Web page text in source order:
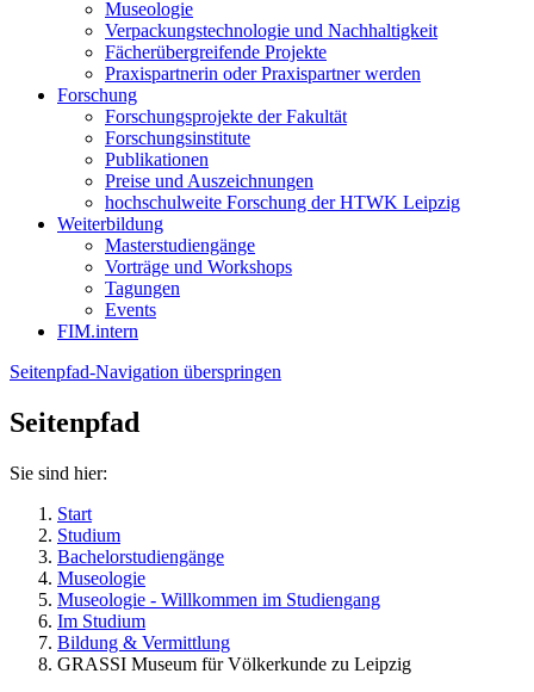
Museologie
Verpackungstechnologie und Nachhaltigkeit
Fächerübergreifende Projekte
Praxispartnerin oder Praxispartner werden
Forschung
Forschungsprojekte der Fakultät
Forschungsinstitute
Publikationen
Preise und Auszeichnungen
hochschulweite Forschung der HTWK Leipzig
Weiterbildung
Masterstudiengänge
Vorträge und Workshops
Tagungen
Events
FIM.intern
Seitenpfad-Navigation überspringen
Seitenpfad
Sie sind hier:
Start
Studium
Bachelorstudiengänge
Museologie
Museologie - Willkommen im Studiengang
Im Studium
Bildung & Vermittlung
GRASSI Museum für Völkerkunde zu Leipzig